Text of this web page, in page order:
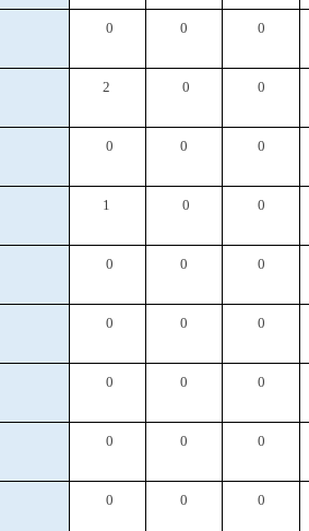
0 0 0
2 0 0
0 0 0
1 0 0
0 0 0
0 0 0
0 0 0
0 0 0
0 0 0